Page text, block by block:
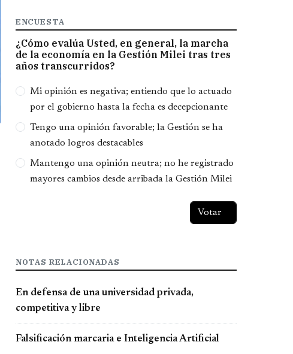
ENCUESTA
¿Cómo evalúa Usted, en general, la marcha
de la economía en la Gestión Milei tras tres
años transcurridos?
Opciones
Mi opinión es negativa; entiendo que lo actuado
por el gobierno hasta la fecha es decepcionante
Tengo una opinión favorable; la Gestión se ha
anotado logros destacables
Mantengo una opinión neutra; no he registrado
mayores cambios desde arribada la Gestión Milei
NOTAS RELACIONADAS
En defensa de una universidad privada,
competitiva y libre
Falsificación marcaria e Inteligencia Artificial